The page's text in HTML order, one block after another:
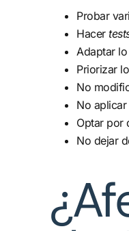
Probar
Hacer
Adaptar
Priorizar
No
No
Optar por
No dejar